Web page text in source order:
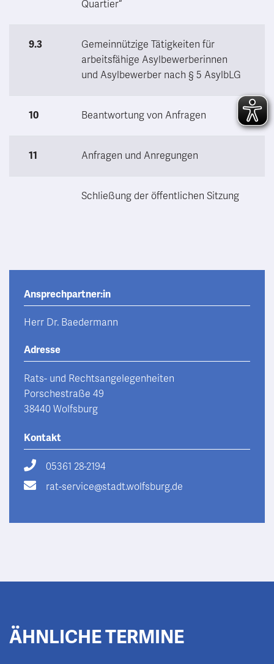
Quartier“
9.3
Gemeinnützige Tätigkeiten für
arbeitsfähige Asylbewerberinnen
und Asylbewerber nach § 5 AsylbLG
10 Beantwortung von Anfragen
11 Anfragen und Anregungen
Schließung der öffentlichen Sitzung
Ansprechpartner:in
Herr Dr. Baedermann
Adresse
Rats- und Rechtsangelegenheiten
Porschestraße 49
38440 Wolfsburg
Kontakt
05361 28-2194
rat-service@stadt.wolfsburg.de
ÄHNLICHE TERMINE